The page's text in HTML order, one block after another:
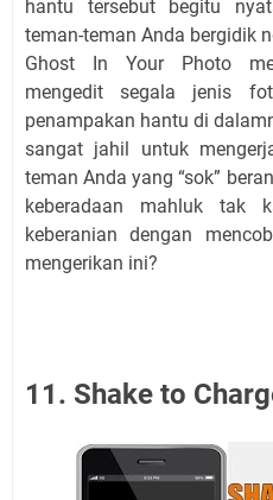
hantu tersebut begitu
teman-teman Anda bergidik
Ghost In Your Photo
mengedit segala jenis
penampakan hantu di
sangat jahil untuk
teman Anda yang “sok”
keberadaan mahluk tak
keberanian dengan
mengerikan ini?
11. Shake to